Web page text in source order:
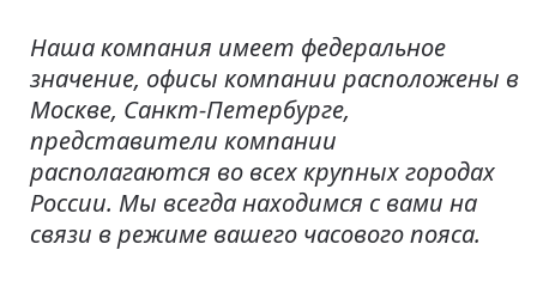
Наша компания имеет федеральное
значение, офисы компании расположены в
Москве, Санкт-Петербурге,
представители компании
располагаются во всех крупных городах
России. Мы всегда находимся с вами на
связи в режиме вашего часового пояса.